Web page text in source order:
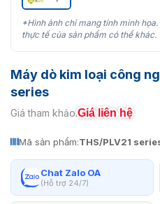
*Hình ảnh chỉ mang tính minh
thực tế của sản phẩm có thể khác.
Máy dò kim loại công
series
Giá tham khảo:Giá liên hệ
Mã sản phẩm:THS/PLV21
Chat Zalo OA
(Hỗ trợ 24/7)